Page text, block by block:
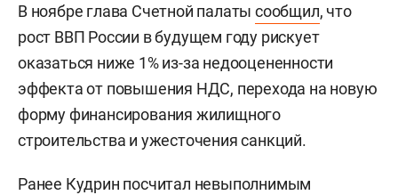
В ноябре глава Счетной палатысообщил, что
рост ВВП России в будущем году рискует
оказаться ниже 1% из-за недооцененности
эффекта от повышения НДС, перехода на новую
форму финансирования жилищного
строительства и ужесточения санкций.
Ранее Кудрин посчитал невыполнимым